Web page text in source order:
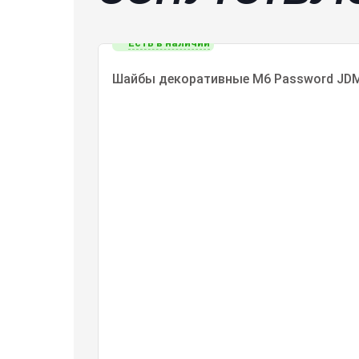
L: 18,5 см/7,28 дюйма, W: 7,3 см/2,87
Примечания:
Возможны незначительные различия
Есть в наличии
Шайбы декоративные М6 Password